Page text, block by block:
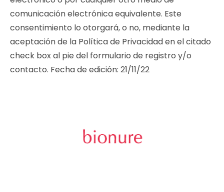
comunicación electrónica equivalente. Este
consentimiento lo otorgará, o no, mediante la
aceptación de la Política de Privacidad en el citado
check box al pie del formulario de registro y/o
contacto. Fecha de edición: 21/11/22